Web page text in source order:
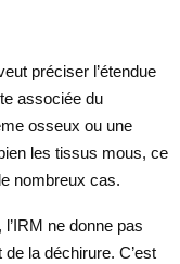
préciser l’étendue
associée du
osseux ou une
les tissus mous, ce
nombreux cas.
ne donne pas
la déchirure. C’est